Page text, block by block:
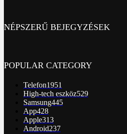
NÉPSZERŰ BEJEGYZÉSEK
POPULAR CATEGORY
Telefon1951
High-tech eszköz529
Samsung445
App428
Apple313
Android237